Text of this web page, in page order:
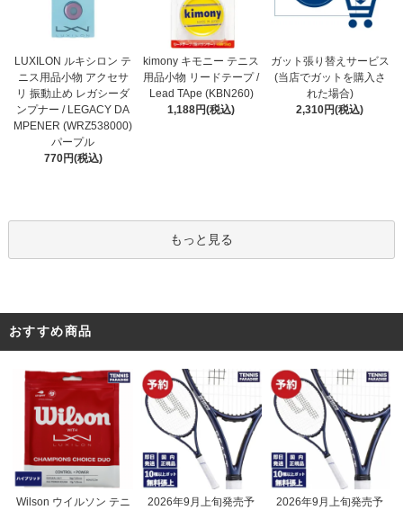
LUXILON ルキシロン テ
ニス用品小物 アクセサ
リ 振動止め レガシーダ
ンプナー / LEGACY DA
MPENER (WRZ538000)
パープル
770円(税込)
kimony キモニー テニス
用品小物 リードテープ /
Lead TApe (KBN260)
1,188円(税込)
ガット張り替えサービス
(当店でガットを購入さ
れた場合)
2,310円(税込)
もっと見る
おすすめ商品
Wilson ウイルソン テニ
2026年9月上旬発売予
2026年9月上旬発売予